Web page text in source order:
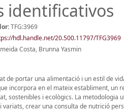
identificativos
TFG:3969
hdl.handle.net/20.500.11797/TFG3969
Costa, Brunna Yasmin
de portar una alimentació i un estil de
incorpora en el mateix establiment, un
sostenibles i ecològics. La metodologia
variats, crear una consulta de nutrició